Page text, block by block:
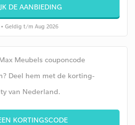
DE AANBIEDING
• Geldig t/m Aug 2026
Meubels couponcode
Deel hem met de korting-
van Nederland.
KORTINGSCODE